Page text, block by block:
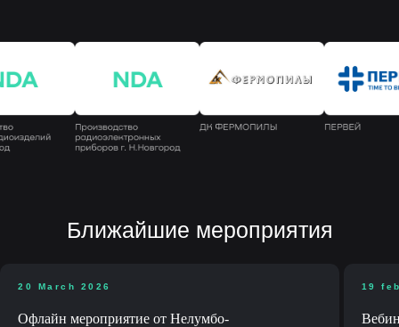
20 March 2026
Офлайн мероприятие от Нелумбо-
19
притягивающая
экспертов
прибыльности.
О компании